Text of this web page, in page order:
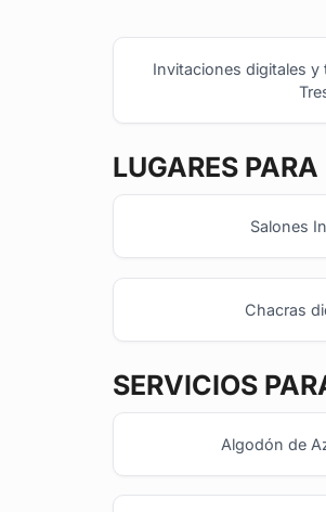
Invitaciones digitales y
LUGARES
Salones
Chacras
SERVICIOS
Algodón de